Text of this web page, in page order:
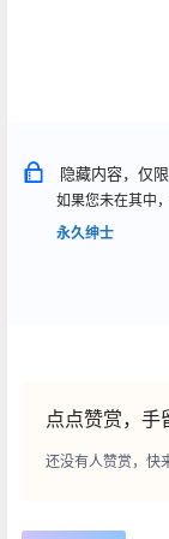
隐藏内容，仅
如果您未在其中
永久绅士
点点赞赏，手
还没有人赞赏，快